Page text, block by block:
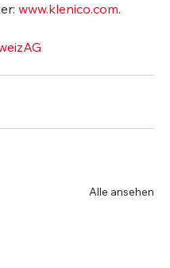
www.klenico.com.
Alle ansehen